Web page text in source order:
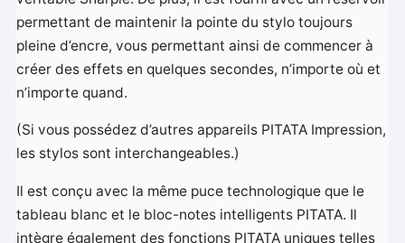
permettant de maintenir la pointe du stylo toujours
pleine d’encre, vous permettant ainsi de commencer à
créer des effets en quelques secondes, n’importe où et
n’importe quand.
(Si vous possédez d’autres appareils PITATA Impression,
les stylos sont interchangeables.)
Il est conçu avec la même puce technologique que le
tableau blanc et le bloc-notes intelligents PITATA. Il
intègre également des fonctions PITATA uniques telles